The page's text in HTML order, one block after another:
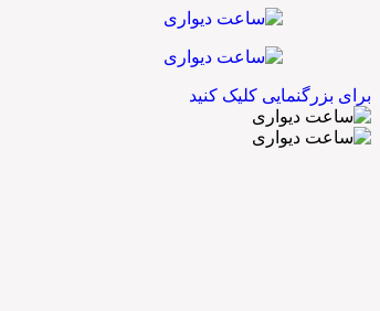
برای بزرگنمایی کلیک کنید